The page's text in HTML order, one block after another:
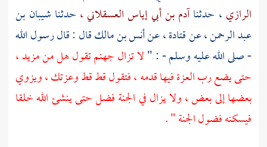
الرازي ، حدثناآدم بن أبي إياس العسقلاني ، حدثنا شيبان بن
عبد الرحمن، عنقتادة، عنأنس بن مالكقال : قال رسول الله
- صلى الله عليه وسلم - : "لا تزال جهنم تقول هل من مزيد ،
حتى يضع رب العزة فيها قدمه ، فتقول قط قط وعزتك ، ويزوي
بعضها إلى بعض ، ولا يزال في الجنة فضل حتى ينشئ الله خلقا
فيسكنه فضول الجنة " .